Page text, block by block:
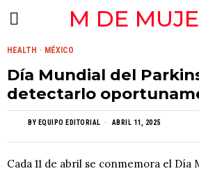
M DE
Screenshot
HEALTH · MÉXICO
Día Mundial del
detectarlo
BY EQUIPO EDITORIAL ABRIL 11, 2025
Cada 11 de abril se conmemora el Día